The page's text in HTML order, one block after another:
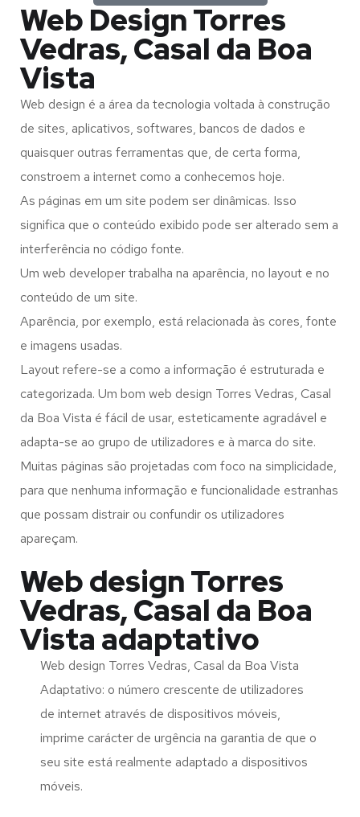
Web Design Torres
Vedras, Casal da Boa
Vista
Web design é a área da tecnologia voltada à construção
de sites, aplicativos, softwares, bancos de dados e
quaisquer outras ferramentas que, de certa forma,
constroem a internet como a conhecemos hoje.
As páginas em um site podem ser dinâmicas. Isso
significa que o conteúdo exibido pode ser alterado sem a
interferência no código fonte.
Um web developer trabalha na aparência, no layout e no
conteúdo de um site.
Aparência, por exemplo, está relacionada às cores, fonte
e imagens usadas.
Layout refere-se a como a informação é estruturada e
categorizada. Um bom web design Torres Vedras, Casal
da Boa Vista é fácil de usar, esteticamente agradável e
adapta-se ao grupo de utilizadores e à marca do site.
Muitas páginas são projetadas com foco na simplicidade,
para que nenhuma informação e funcionalidade estranhas
que possam distrair ou confundir os utilizadores
apareçam.
Web design Torres
Vedras, Casal da Boa
Vista adaptativo
Web design Torres Vedras, Casal da Boa Vista
Adaptativo: o número crescente de utilizadores
de internet através de dispositivos móveis,
imprime carácter de urgência na garantia de que o
seu site está realmente adaptado a dispositivos
móveis.